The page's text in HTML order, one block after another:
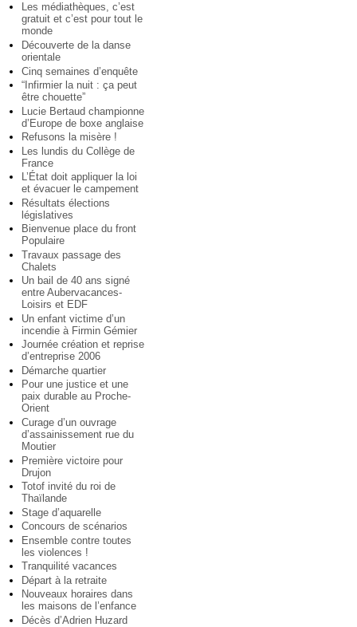
Les médiathèques, c’est
gratuit et c’est pour tout le
monde
Découverte de la danse
orientale
Cinq semaines d’enquête
“Infirmier la nuit : ça peut
être chouette”
Lucie Bertaud championne
d’Europe de boxe anglaise
Refusons la misère !
Les lundis du Collège de
France
L’État doit appliquer la loi
et évacuer le campement
Résultats élections
législatives
Bienvenue place du front
Populaire
Travaux passage des
Chalets
Un bail de 40 ans signé
entre Aubervacances-
Loisirs et EDF
Un enfant victime d’un
incendie à Firmin Gémier
Journée création et reprise
d’entreprise 2006
Démarche quartier
Pour une justice et une
paix durable au Proche-
Orient
Curage d’un ouvrage
d’assainissement rue du
Moutier
Première victoire pour
Drujon
Totof invité du roi de
Thaïlande
Stage d’aquarelle
Concours de scénarios
Ensemble contre toutes
les violences !
Tranquilité vacances
Départ à la retraite
Nouveaux horaires dans
les maisons de l’enfance
Décès d’Adrien Huzard